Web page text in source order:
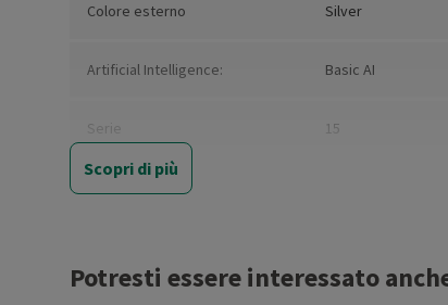
Colore esterno Silver
Artificial Intelligence: Basic AI
Serie 15
Scopri di più
Potresti essere interessato